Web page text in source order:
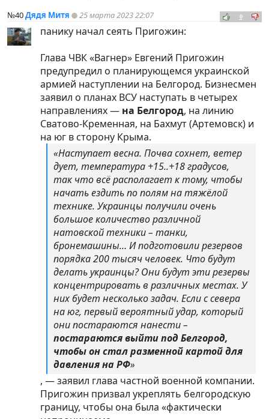
№40Дядя Митя 25 марта 2023 22:07 0
панику начал сеять Пригожин:
Глава ЧВК «Вагнер» Евгений Пригожин
предупредил о планирующемся украинской
армией наступлении на Белгород. Бизнесмен
заявил о планах ВСУ наступать в четырех
направлениях — на Белгород, на линию
Сватово-Кременная, на Бахмут (Артемовск) и
на юг в сторону Крыма.
«Наступает весна. Почва сохнет, ветер
дует, температура +15..+18 градусов,
так что всё располагает к тому, чтобы
начать ездить по полям на тяжёлой
технике. Украинцы получили очень
большое количество различной
натовской техники – танки,
бронемашины… И подготовили резервов
порядка 200 тысяч человек. Что будут
делать украинцы? Они будут эти резервы
концентрировать в различных местах. У
них будет несколько задач. Если с севера
на юг, первый вероятный удар, который
они постараются нанести –
постараются выйти под Белгород,
чтобы он стал разменной картой для
давления на РФ»
, — заявил глава частной военной компании.
Пригожин призвал укреплять белгородскую
границу, чтобы она была «фактически